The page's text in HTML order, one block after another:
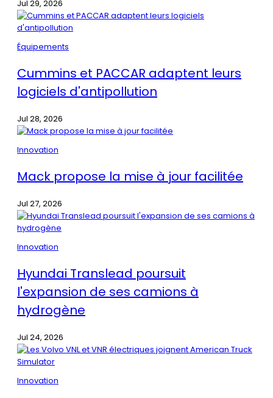
Jul 29, 2026
Équipements
Cummins et PACCAR adaptent leurs
logiciels d'antipollution
Jul 28, 2026
Innovation
Mack propose la mise à jour facilitée
Jul 27, 2026
Innovation
Hyundai Translead poursuit
l'expansion de ses camions à
hydrogène
Jul 24, 2026
Innovation